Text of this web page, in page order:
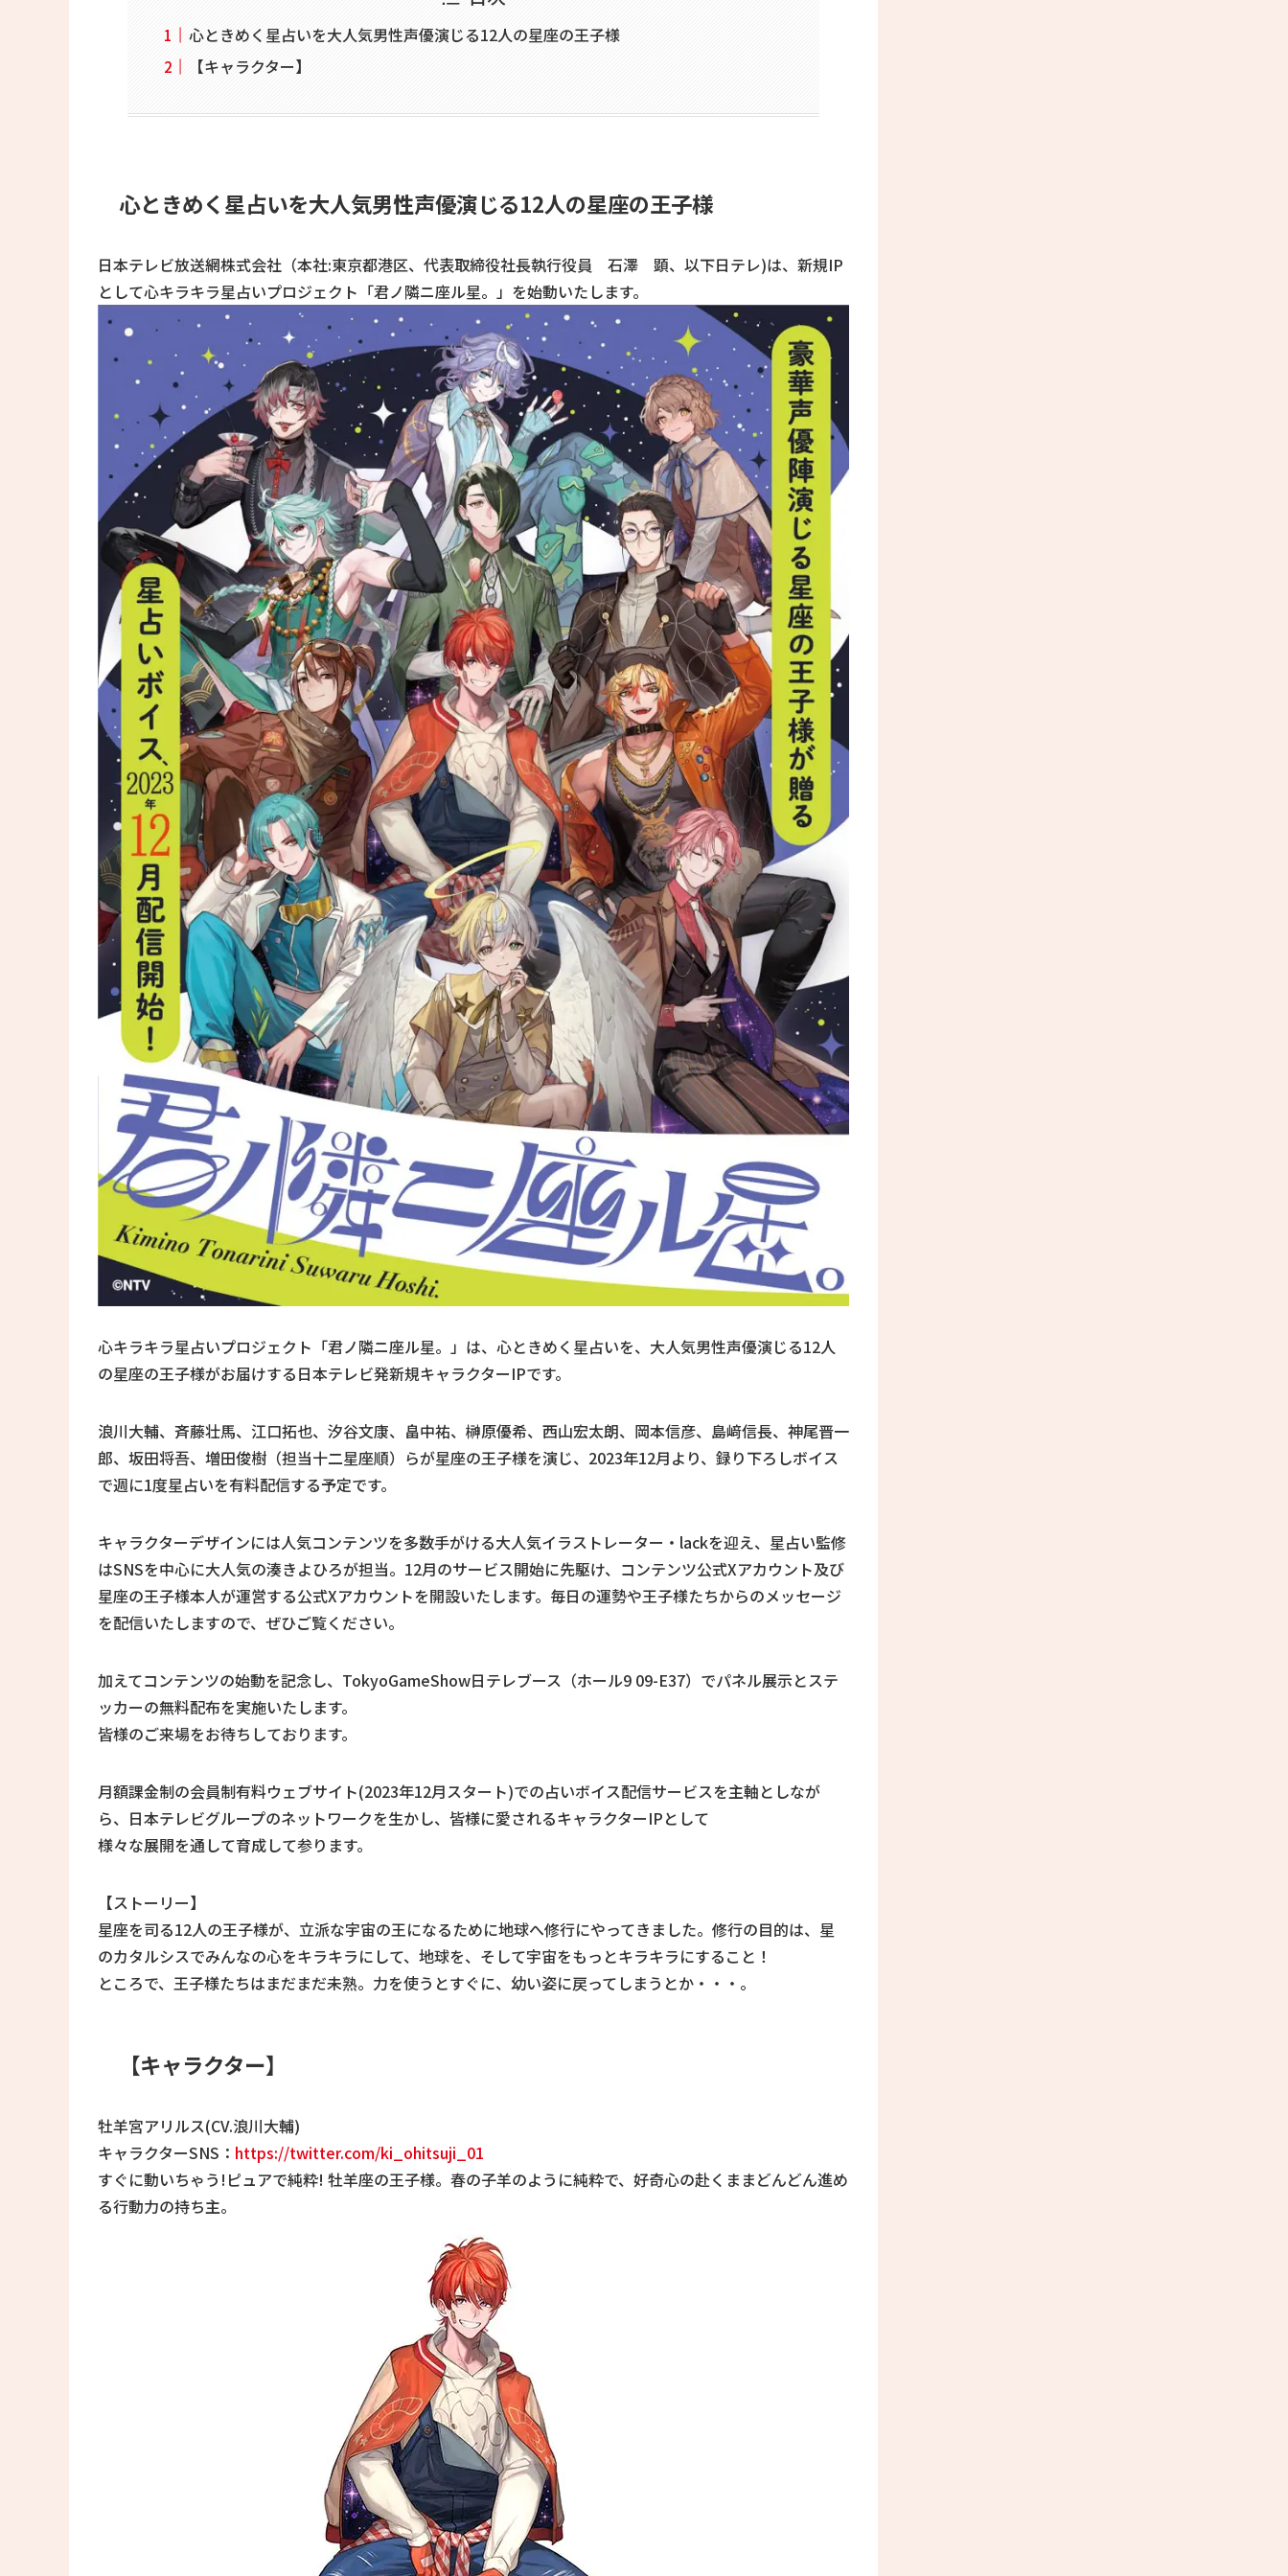
心ときめく星占いを大人気男性声優演じる12人の星座の王子様
【キャラクター】
心ときめく星占いを大人気男性声優演じる12人の星座の王子様
日本テレビ放送網株式会社（本社:東京都港区、代表取締役社長執行役員 石澤 顕、以下日テレ)は、新規IP
として心キラキラ星占いプロジェクト「君ノ隣ニ座ル星。」を始動いたします。
心キラキラ星占いプロジェクト「君ノ隣ニ座ル星。」は、心ときめく星占いを、大人気男性声優演じる12人
の星座の王子様がお届けする日本テレビ発新規キャラクターIPです。
浪川大輔、斉藤壮馬、江口拓也、汐谷文康、畠中祐、榊原優希、西山宏太朗、岡本信彦、島﨑信長、神尾晋一
郎、坂田将吾、増田俊樹（担当十二星座順）らが星座の王子様を演じ、2023年12月より、録り下ろしボイス
で週に1度星占いを有料配信する予定です。
キャラクターデザインには人気コンテンツを多数手がける大人気イラストレーター・lackを迎え、星占い監修
はSNSを中心に大人気の湊きよひろが担当。12月のサービス開始に先駆け、コンテンツ公式Xアカウント及び
星座の王子様本人が運営する公式Xアカウントを開設いたします。毎日の運勢や王子様たちからのメッセージ
を配信いたしますので、ぜひご覧ください。
加えてコンテンツの始動を記念し、TokyoGameShow日テレブース（ホール9 09-E37）でパネル展示とステ
ッカーの無料配布を実施いたします。
皆様のご来場をお待ちしております。
月額課金制の会員制有料ウェブサイト(2023年12月スタート)での占いボイス配信サービスを主軸としなが
ら、日本テレビグループのネットワークを生かし、皆様に愛されるキャラクターIPとして
様々な展開を通して育成して参ります。
【ストーリー】
星座を司る12人の王子様が、立派な宇宙の王になるために地球へ修行にやってきました。修行の目的は、星
のカタルシスでみんなの心をキラキラにして、地球を、そして宇宙をもっとキラキラにすること！
ところで、王子様たちはまだまだ未熟。力を使うとすぐに、幼い姿に戻ってしまうとか・・・。
【キャラクター】
牡羊宮アリルス(CV.浪川大輔)
キャラクターSNS： https://twitter.com/ki_ohitsuji_01
すぐに動いちゃう!ピュアで純粋! 牡羊座の王子様。春の子羊のように純粋で、好奇心の赴くままどんどん進め
る行動力の持ち主。